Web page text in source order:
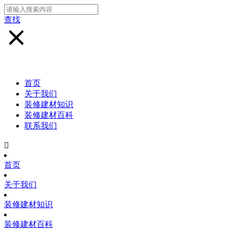
查找
首页
关于我们
装修建材知识
装修建材百科
联系我们

首页
关于我们
装修建材知识
装修建材百科